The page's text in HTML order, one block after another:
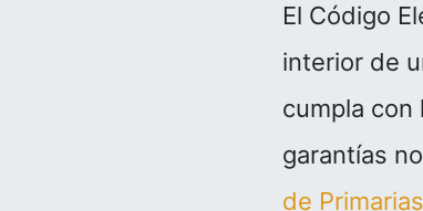
El Código
interior de
cumpla con
garantías
de